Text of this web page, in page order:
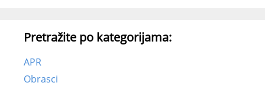
Pretražite po kategorijama:
APR
Obrasci